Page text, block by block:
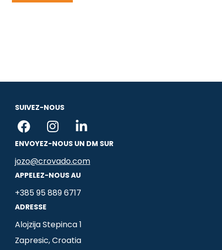
SUIVEZ-NOUS
F
a
c
e
b
o
o
k
I
n
s
t
a
g
r
m
L
i
n
k
-
i
ENVOYEZ-NOUS UN DM SUR
jozo@crovado.com
APPELEZ-NOUS AU
+385 95 889 6717
ADRESSE
Alojzija Stepinca 1
Zapresic, Croatia